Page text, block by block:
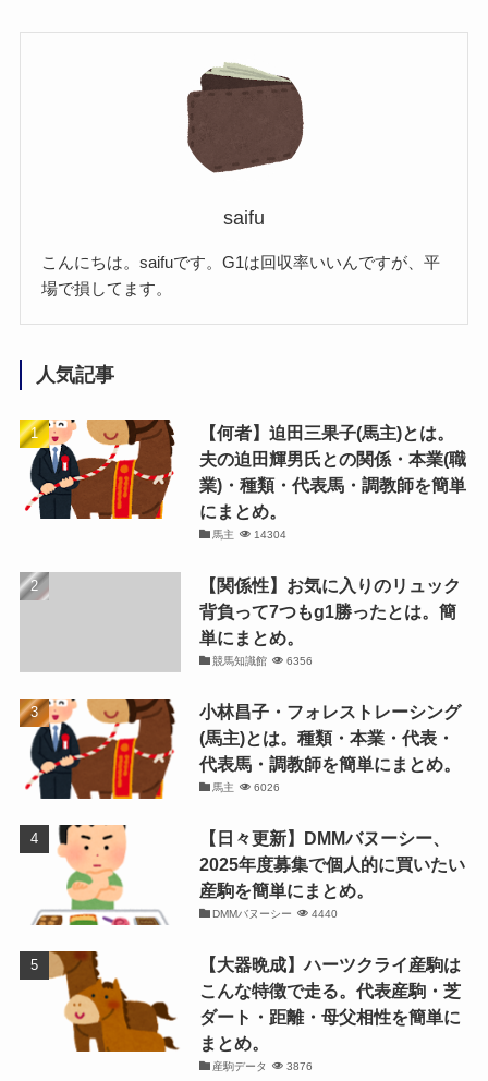
saifu
こんにちは。saifuです。G1は回収率いいんですが、平
場で損してます。
人気記事
【何者】迫田三果子(馬主)とは。
夫の迫田輝男氏との関係・本業(職
業)・種類・代表馬・調教師を簡単
にまとめ。
馬主 14304
【関係性】お気に入りのリュック
背負って7つもg1勝ったとは。簡
単にまとめ。
競馬知識館 6356
小林昌子・フォレストレーシング
(馬主)とは。種類・本業・代表・
代表馬・調教師を簡単にまとめ。
馬主 6026
【日々更新】DMMバヌーシー、
2025年度募集で個人的に買いたい
産駒を簡単にまとめ。
DMMバヌーシー 4440
【大器晩成】ハーツクライ産駒は
こんな特徴で走る。代表産駒・芝
ダート・距離・母父相性を簡単に
まとめ。
産駒データ 3876